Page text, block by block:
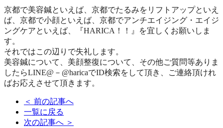
京都で美容鍼といえば、京都でたるみをリフトアップといえ
ば、京都で小顔といえば、京都でアンチエイジング・エイジ
ングケアといえば、『HARICA！！』を宜しくお願いしま
す。
それではこの辺りで失礼します。
美容鍼について、美顔整復について、その他ご質問等ありま
したらLINE@－@haricaでID検索をして頂き、ご連絡頂けれ
ばお応えさせて頂きます。
＜ 前の記事へ
一覧に戻る
次の記事へ ＞